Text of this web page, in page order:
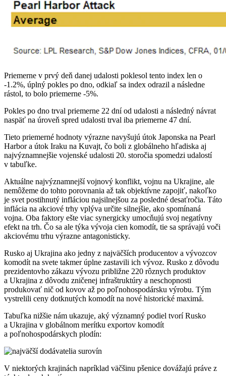
Priemerne v prvý deň danej udalosti poklesol tento index len o
-1.2%, úplný pokles po dno, odkiaľ sa index odrazil a následne
rástol, to bolo priemerne -5%.
Pokles po dno trval priemerne 22 dní od udalosti a následný návrat
naspäť na úroveň spred udalosti trval iba priemerne 47 dní.
Tieto priemerné hodnoty výrazne navyšujú útok Japonska na Pearl
Harbor a útok Iraku na Kuvajt, čo boli z globálneho hľadiska aj
najvýznamnejšie vojenské udalosti 20. storočia spomedzi udalostí
v tabuľke.
Aktuálne najvýznamnejší vojnový konflikt, vojnu na Ukrajine, ale
nemôžeme do tohto porovnania až tak objektívne zapojiť, nakoľko
je svet postihnutý infláciou najsilnejšou za posledné desaťročia. Táto
inflácia na akciové trhy vplýva určite silnejšie, ako spomínaná
vojna. Oba faktory ešte viac synergicky umocňujú svoj negatívny
efekt na trh. Čo sa ale týka vývoja cien komodít, tie sa správajú voči
akciovému trhu výrazne antagonisticky.
Rusko aj Ukrajina ako jedny z najväčších producentov a vývozcov
komodít na svete takmer úplne zastavili ich vývoz. Rusko z dôvodu
prezidentovho zákazu vývozu približne 220 rôznych produktov
a Ukrajina z dôvodu zničenej infraštruktúry a neschopnosti
produkovať nič od kovov až po poľnohospodársku výrobu. Tým
vystrelili ceny dotknutých komodít na nové historické maximá.
Tabuľka nižšie nám ukazuje, aký významný podiel tvorí Rusko
a Ukrajina v globálnom merítku exportov komodít
a poľnohospodárskych plodín:
V niektorých krajinách napríklad väčšinu pšenice dovážajú práve z